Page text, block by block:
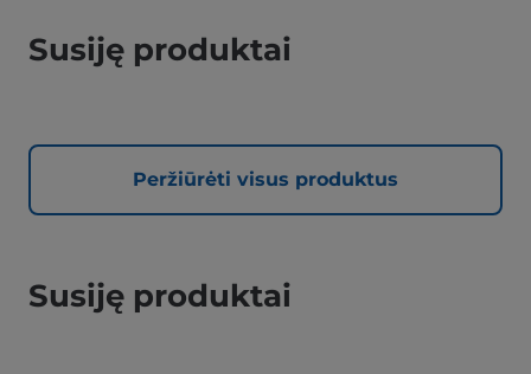
Susiję produktai
Peržiūrėti visus produktus
Susiję produktai